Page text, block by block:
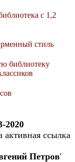
с 1,2
стиль
библиотеку
2020
активная ссылка
Петров'